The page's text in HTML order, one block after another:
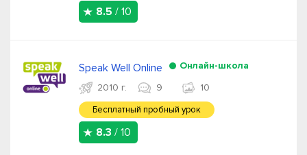
8.5 / 10
Speak Well Online
Онлайн-школа
2010 г.
9 10
Бесплатный пробный урок
8.3 / 10